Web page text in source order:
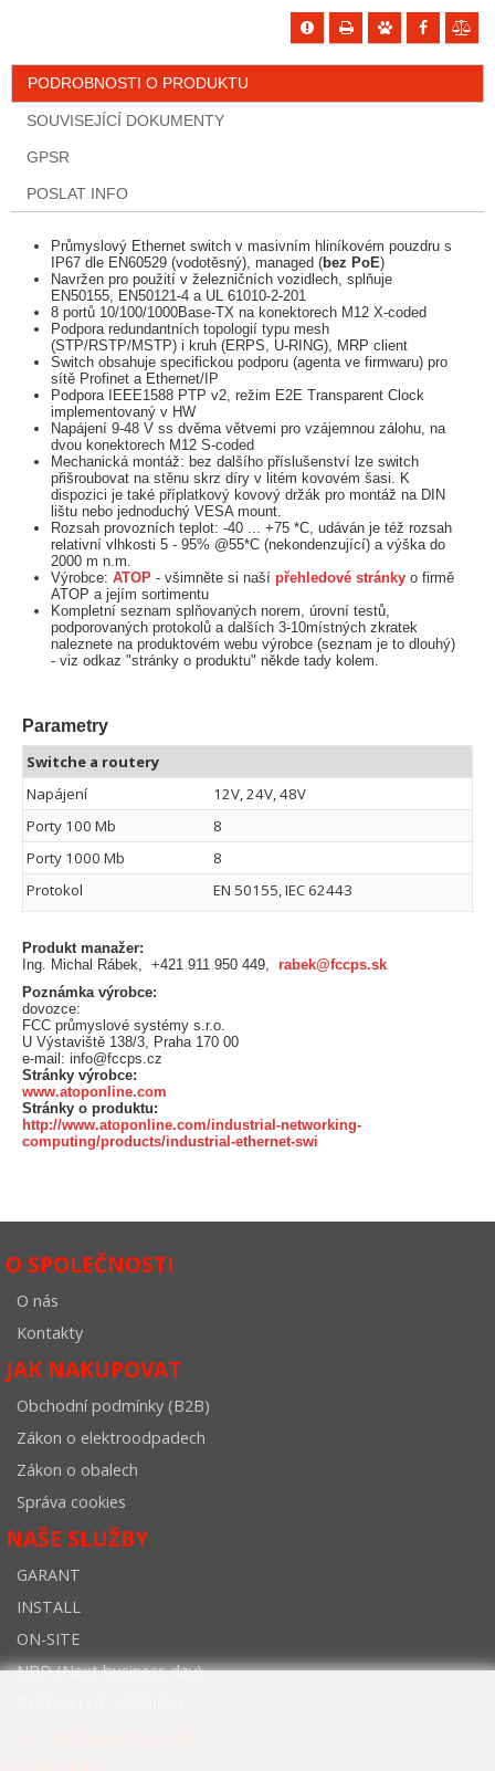
PODROBNOSTI O PRODUKTU
SOUVISEJÍCÍ DOKUMENTY
GPSR
POSLAT INFO
Průmyslový Ethernet switch v masivním hliníkovém pouzdru s
IP67 dle EN60529 (vodotěsný), managed (bez PoE)
Navržen pro použití v železničních vozidlech, splňuje
EN50155, EN50121-4 a UL 61010-2-201
8 portů 10/100/1000Base-TX na konektorech M12 X-coded
Podpora redundantních topologií typu mesh
(STP/RSTP/MSTP) i kruh (ERPS, U-RING), MRP client
Switch obsahuje specifickou podporu (agenta ve firmwaru) pro
sítě Profinet a Ethernet/IP
Podpora IEEE1588 PTP v2, režim E2E Transparent Clock
implementovaný v HW
Napájení 9-48 V ss dvěma větvemi pro vzájemnou zálohu, na
dvou konektorech M12 S-coded
Mechanická montáž: bez dalšího příslušenství lze switch
přišroubovat na stěnu skrz díry v litém kovovém šasi. K
dispozici je také příplatkový kovový držák pro montáž na DIN
lištu nebo jednoduchý VESA mount.
Rozsah provozních teplot: -40 ... +75 *C, udáván je též rozsah
relativní vlhkosti 5 - 95% @55*C (nekondenzující) a výška do
2000 m n.m.
Výrobce:ATOP - všimněte si našípřehledové stránky o firmě
ATOP a jejím sortimentu
Kompletní seznam splňovaných norem, úrovní testů,
podporovaných protokolů a dalších 3-10místných zkratek
naleznete na produktovém webu výrobce (seznam je to dlouhý)
- viz odkaz "stránky o produktu" někde tady kolem.
Parametry
Switche a routery
Napájení
12V, 24V, 48V
Porty 100 Mb
8
Porty 1000 Mb
8
Protokol
EN 50155, IEC 62443
Produkt manažer:
Ing. Michal Rábek, +421 911 950 449, rabek@fccps.sk
Poznámka výrobce:
dovozce:
FCC průmyslové systémy s.r.o.
U Výstaviště 138/3, Praha 170 00
e-mail: info@fccps.cz
Stránky výrobce:
www.atoponline.com
Stránky o produktu:
http://www.atoponline.com/industrial-networking-
computing/products/industrial-ethernet-swi
O SPOLEČNOSTI
O nás
Kontakty
JAK NAKUPOVAT
Obchodní podmínky (B2B)
Zákon o elektroodpadech
Zákon o obalech
Správa cookies
NAŠE SLUŽBY
GARANT
INSTALL
ON-SITE
NBD (Next business day)